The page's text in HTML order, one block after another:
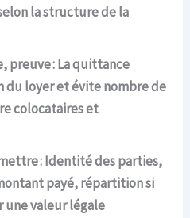
la structure de la
preuve : La quittance
du loyer et évite nombre de
colocataires et
: Identité des parties,
payé, répartition si
une valeur légale